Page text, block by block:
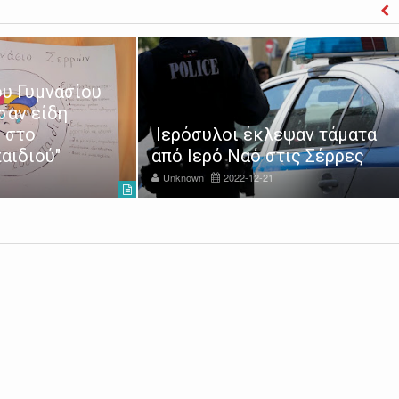
Γυμνασίου
είδη
στο
Ιερόσυλοι έκλεψαν τάματα
από Ιερό Ναό στις Σέρρες
Unknown 2022-12-21